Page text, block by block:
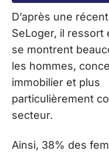
D’après une
SeLoger, il ressort
se montrent
les hommes,
immobilier et plus
particulièrement
secteur.
Ainsi, 38% des